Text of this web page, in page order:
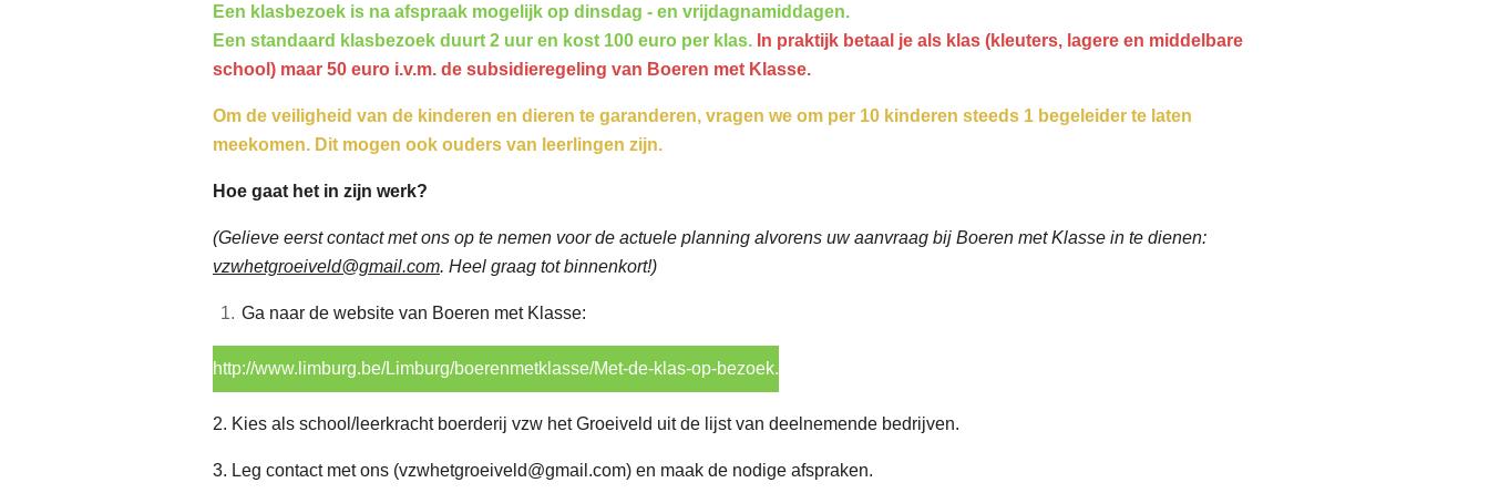
Een klasbezoek is na afspraak mogelijk op dinsdag - en vrijdagnamiddagen.
Een standaard klasbezoek duurt 2 uur en kost 100 euro per klas. n praktijk betaal je als klas (kleuters, lagere en middelbare
school) maar 50 euro i.v.m. de subsidieregeling van Boeren met Klasse.
Om de veiligheid van de kinderen en dieren te garanderen, vragen we om per 10 kinderen steeds 1 begeleider te laten
meekomen. Dit mogen ook ouders van leerlingen zijn.
Hoe gaat het in zijn werk?
(Gelieve eerst contact met ons op te nemen voor de actuele planning alvorens uw aanvraag bij Boeren met Klasse in te dienen:
vzwhetgroeiveld@gmail.com. Heel graag tot binnenkort!)
Ga naar de website van Boeren met Klasse:
http://www.limburg.be/Limburg/boerenmetklasse/Met-de-klas-op-bezoek.
2. Kies als school/leerkracht boerderij vzw het Groeiveld uit de lijst van deelnemende bedrijven.
3. Leg contact met ons (vzwhetgroeiveld@gmail.com) en maak de nodige afspraken.